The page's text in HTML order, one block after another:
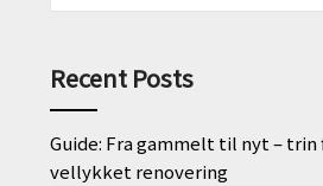
Recent Posts
Guide: Fra gammelt til nyt –
vellykket renovering